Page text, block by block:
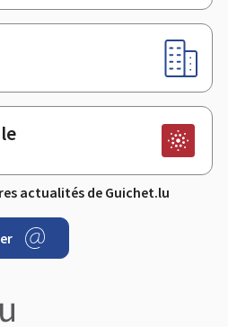
actualités de Guichet.lu